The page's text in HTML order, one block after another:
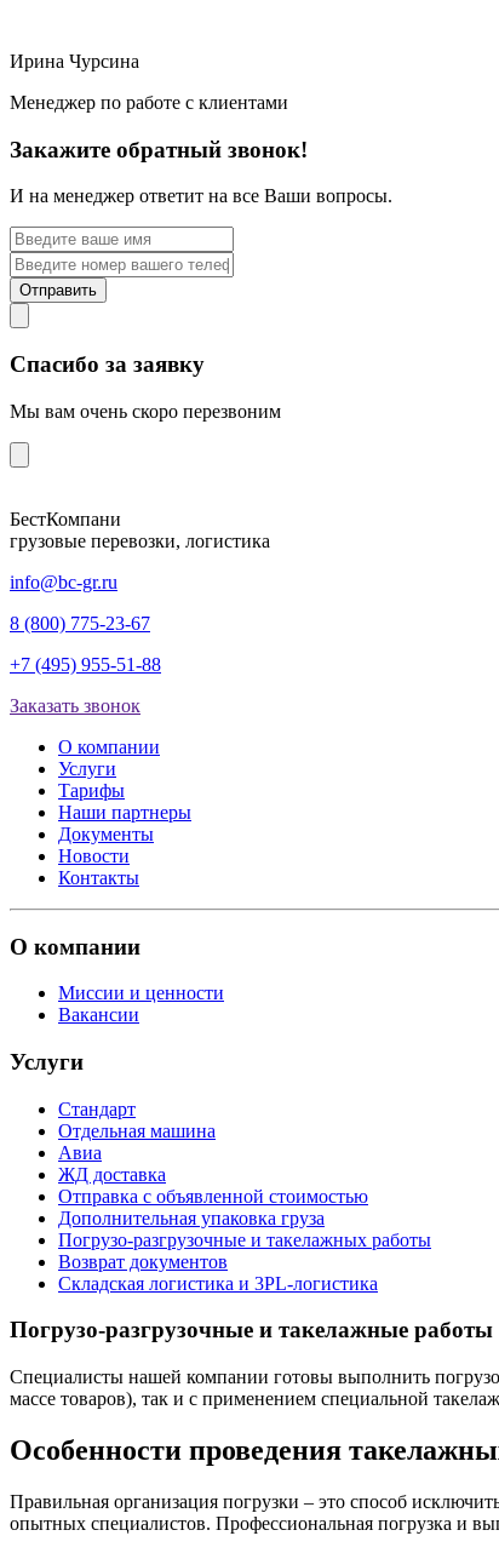
Ирина Чурсина
Менеджер по работе с клиентами
Закажите обратный звонок!
И на менеджер ответит на все Ваши вопросы.
Отправить
Спасибо за заявку
Мы вам очень скоро перезвоним
БестКомпани
грузовые перевозки, логистика
info@bc-gr.ru
8 (800) 775-23-67
+7 (495) 955-51-88
Заказать звонок
О компании
Услуги
Тарифы
Наши партнеры
Документы
Новости
Контакты
О компании
Миссии и ценности
Вакансии
Услуги
Стандарт
Отдельная машина
Авиа
ЖД доставка
Отправка с объявленной стоимостью
Дополнительная упаковка груза
Погрузо-разгрузочные и такелажных работы
Возврат документов
Складская логистика и 3PL-логистика
Погрузо-разгрузочные и такелажные работы
Специалисты нашей компании готовы выполнить
массе товаров), так и с применением специальной
Особенности проведения
Правильная организация погрузки – это способ
опытных специалистов. Профессиональная погрузка и